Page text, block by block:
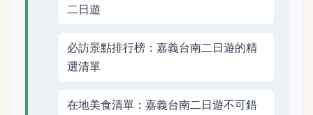
二日遊
必訪景點排行榜：嘉義台南二日遊的精
選清單
在地美食清單：嘉義台南二日遊不可錯